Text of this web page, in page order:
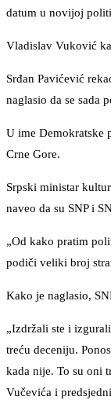
datum u novijoj
Vladislav Vuković
Srđan Pavićević
naglasio da se sada
U ime Demokratske
Crne Gore.
Srpski ministar
naveo da su SNP i
„Od kako pratim
podiči veliki broj
Kako je naglasio,
„Izdržali ste i
treću deceniju.
kada nije. To su oni
Vučevića i